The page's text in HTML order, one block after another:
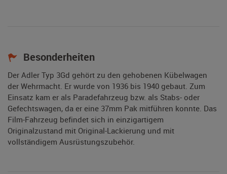
Besonderheiten
Der Adler Typ 3Gd gehört zu den gehobenen Kübelwagen
der Wehrmacht. Er wurde von 1936 bis 1940 gebaut. Zum
Einsatz kam er als Paradefahrzeug bzw. als Stabs- oder
Gefechtswagen, da er eine 37mm Pak mitführen konnte. Das
Film-Fahrzeug befindet sich in einzigartigem
Originalzustand mit Original-Lackierung und mit
vollständigem Ausrüstungszubehör.